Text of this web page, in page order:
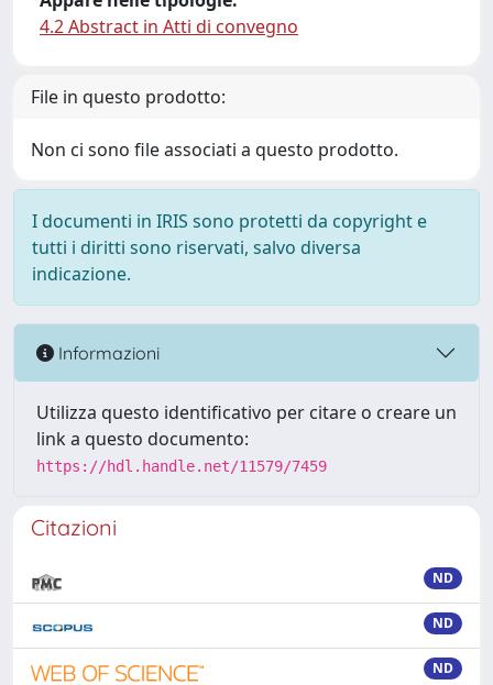
4.2 Abstract in Atti di convegno
File in questo prodotto:
Non ci sono file associati a questo prodotto.
I documenti in IRIS sono protetti da copyright e
tutti i diritti sono riservati, salvo diversa
indicazione.
Informazioni
Utilizza questo identificativo per citare o creare un
link a questo documento:
https://hdl.handle.net/11579/7459
Citazioni
ND
ND
ND